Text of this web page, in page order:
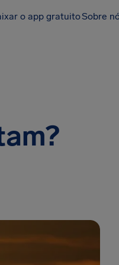
o app gratuitoSobre